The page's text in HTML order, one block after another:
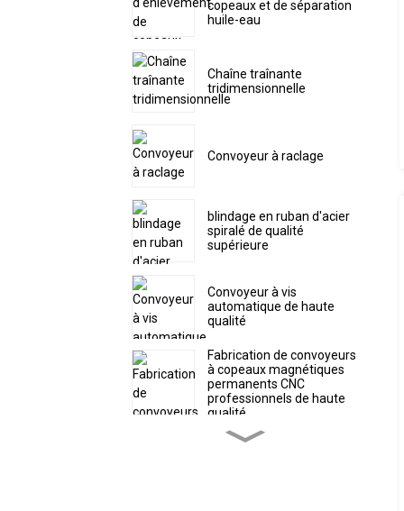
copeaux et de séparation
huile-eau
Chaîne traînante
tridimensionnelle
Convoyeur à raclage
blindage en ruban d'acier
spiralé de qualité
supérieure
Convoyeur à vis
automatique de haute
qualité
Fabrication de convoyeurs
à copeaux magnétiques
permanents CNC
professionnels de haute
qualité
Convoyeur à copeaux à